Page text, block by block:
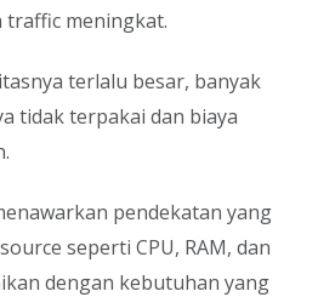
meningkat.
terlalu besar, banyak
tidak terpakai dan biaya
pendekatan yang
seperti CPU, RAM, dan
dengan kebutuhan yang